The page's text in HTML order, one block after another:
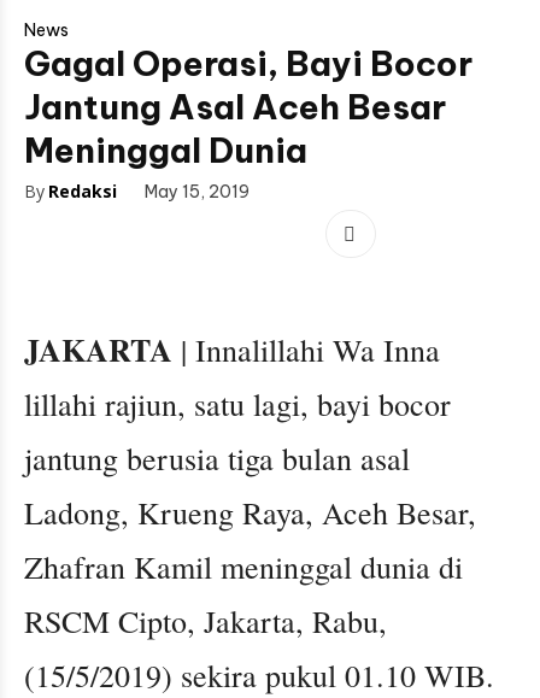
News
Gagal Operasi, Bayi Bocor
Jantung Asal Aceh Besar
Meninggal Dunia
By Redaksi May 15, 2019
JAKARTA | Innalillahi Wa Inna
lillahi rajiun, satu lagi, bayi bocor
jantung berusia tiga bulan asal
Ladong, Krueng Raya, Aceh Besar,
Zhafran Kamil meninggal dunia di
RSCM Cipto, Jakarta, Rabu,
(15/5/2019) sekira pukul 01.10 WIB.